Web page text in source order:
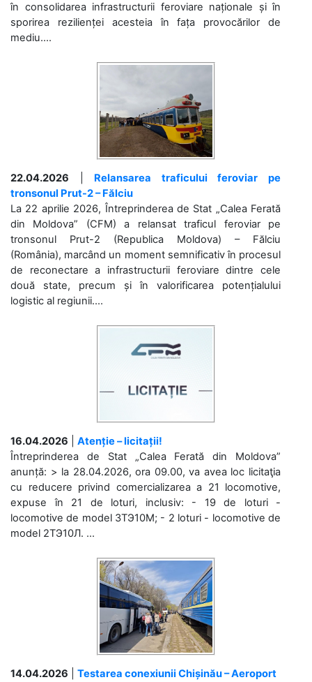
în consolidarea infrastructurii feroviare naționale și în
sporirea rezilienței acesteia în fața provocărilor de
mediu....
22.04.2026
Relansarea traficului feroviar pe
tronsonul Prut-2 – Fălciu
La 22 aprilie 2026, Întreprinderea de Stat „Calea Ferată
din Moldova” (CFM) a relansat traficul feroviar pe
tronsonul Prut-2 (Republica Moldova) – Fălciu
(România), marcând un moment semnificativ în procesul
de reconectare a infrastructurii feroviare dintre cele
două state, precum și în valorificarea potențialului
logistic al regiunii....
16.04.2026
Atenție – licitații!
Întreprinderea de Stat „Calea Ferată din Moldova”
anunță: > la 28.04.2026, ora 09.00, va avea loc licitaţia
cu reducere privind comercializarea a 21 locomotive,
expuse în 21 de loturi, inclusiv: - 19 de loturi -
locomotive de model 3ТЭ10М; - 2 loturi - locomotive de
model 2ТЭ10Л. ...
14.04.2026
Testarea conexiunii Chișinău – Aeroport